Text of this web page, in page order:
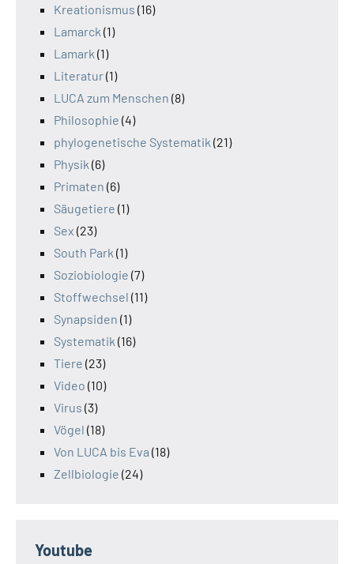
Kreationismus (16)
Lamarck (1)
Lamark (1)
Literatur(1)
LUCA zum Menschen (8)
Philosophie (4)
phylogenetische Systematik (21)
Physik (6)
Primaten (6)
Säugetiere (1)
Sex (23)
South Park (1)
Soziobiologie (7)
Stoffwechsel (11)
Synapsiden (1)
Systematik (16)
Tiere (23)
Video (10)
Virus (3)
Vögel (18)
Von LUCA bis Eva (18)
Zellbiologie (24)
Youtube